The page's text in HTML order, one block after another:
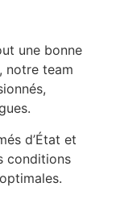
une bonne
notre team
d’État et
conditions